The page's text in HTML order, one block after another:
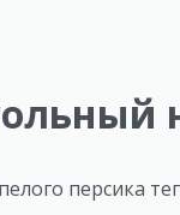
персика